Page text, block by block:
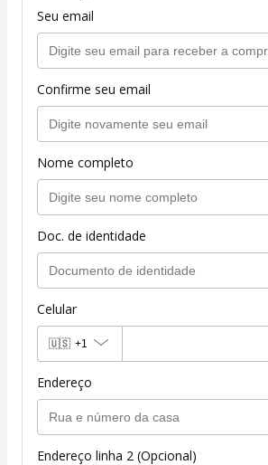
Seu email
Confirme seu email
Nome completo
Doc. de identidade
Celular
🇺🇸 +1
Endereço
Endereço linha 2 (Opcional)